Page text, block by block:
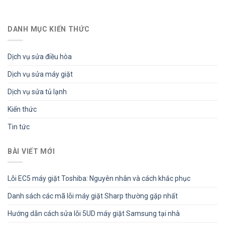
DANH MỤC KIẾN THỨC
Dịch vụ sửa điều hòa
Dịch vụ sửa máy giặt
Dịch vụ sửa tủ lạnh
Kiến thức
Tin tức
BÀI VIẾT MỚI
Lỗi EC5 máy giặt Toshiba: Nguyên nhân và cách khắc phục
Danh sách các mã lỗi máy giặt Sharp thường gặp nhất
Hướng dẫn cách sửa lỗi 5UD máy giặt Samsung tại nhà